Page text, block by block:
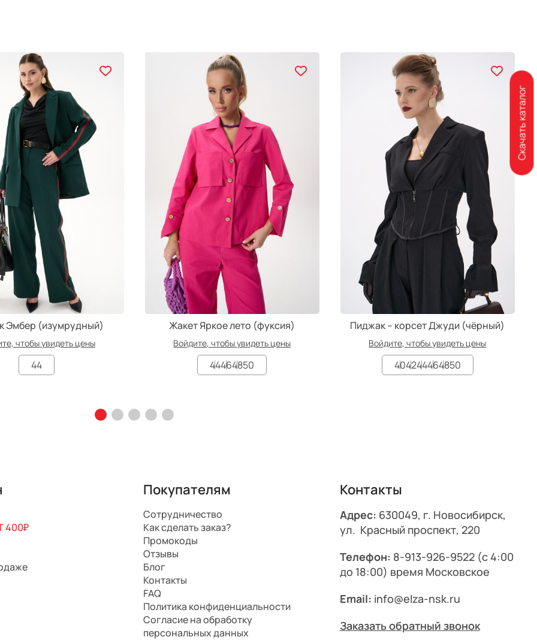
Эмбер (изумрудный)
чтобы увидеть цены
44
Жакет Яркое лето (фуксия)
Войдите, чтобы увидеть цены
44464850
Пиджак – корсет Джуди (чёрный)
Войдите, чтобы увидеть цены
404244464850
400₽
Покупателям
Сотрудничество
Как сделать заказ?
Промокоды
Отзывы
Блог
Контакты
FAQ
Политика конфиденциальности
Согласие на обработку
персональных данных
Контакты
Адрес: 630049, г. Новосибирск,
ул. Красный проспект, 220
Телефон: 8-913-926-9522(с 4:00
до 18:00) время Московское
Email: info@elza-nsk.ru
Заказать обратный звонок
Скачать каталог